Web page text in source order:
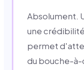
Absolument.
une
permet
du bouche-à-